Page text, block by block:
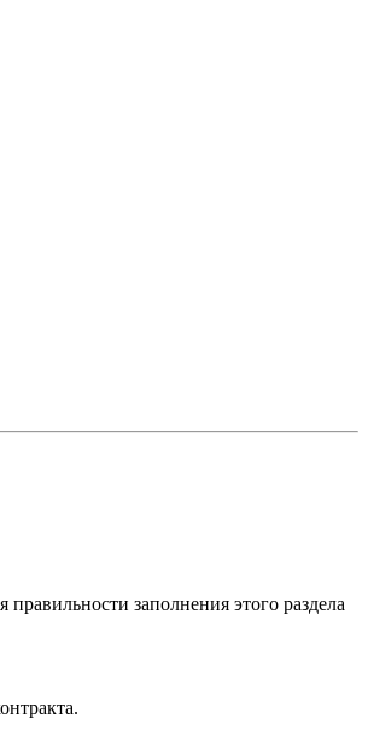
заполнения этого раздела